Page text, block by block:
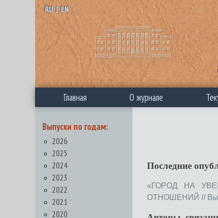
RU | EN
Главная О журнале
Выпуски по годам:
2026
2025
2024
2023
2022
2021
2020
Последние
«ГОРОД НА
ОТНОШЕНИЙ //